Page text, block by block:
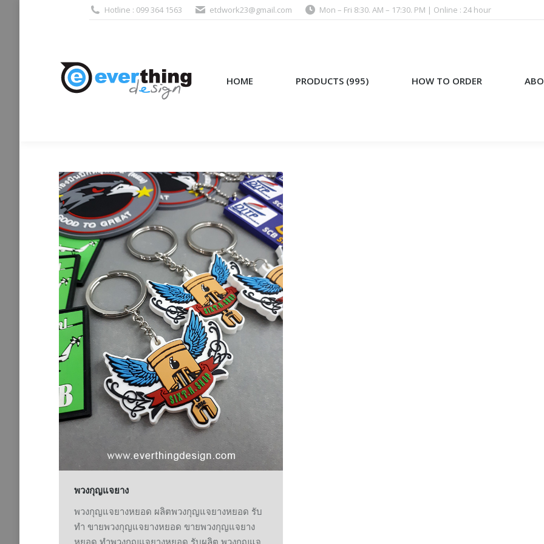
Hotline : 099 364 1563 etdwork23@gmail.com Mon – Fri 8:30. AM – 17:30. PM | Online : 24 hour
HOME PRODUCTS (995) HOW TO ORDER
พวงกุญแจยาง
พวงกุญแจยางหยอด ผลิตพวงกุญแจยางหยอด รับ
ทำ ขายพวงกุญแจยางหยอด ขายพวงกุญแจยาง
หยอด ทำพวงกุญแจยางหยอด รับผลิต พวงกุญแจ
HOME PRODUCTS (995) HOW TO ORDER ABOUT US